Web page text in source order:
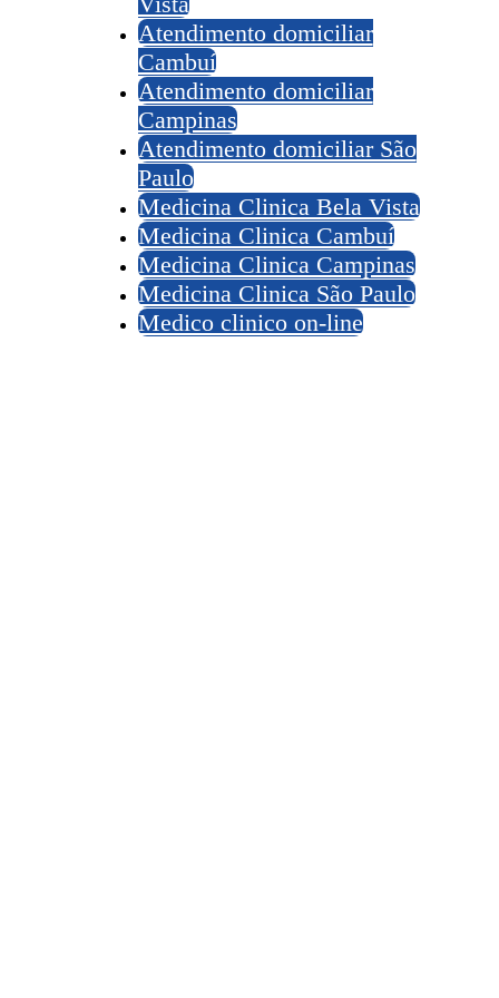
Atendimento domiciliar
Cambuí
Atendimento domiciliar
Campinas
Atendimento domiciliar São
Paulo
Medicina Clinica Bela Vista
Medicina Clinica Cambuí
Medicina Clinica Campinas
Medicina Clinica São Paulo
Medico clinico on-line